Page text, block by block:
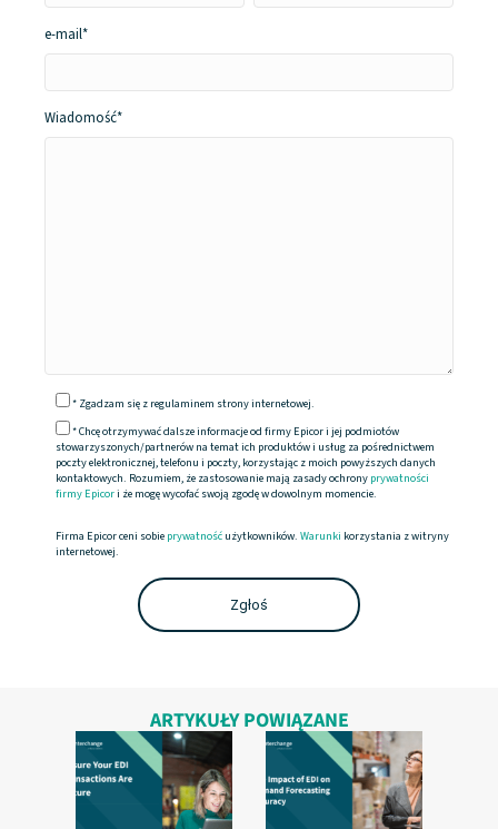
e-mail*
Wiadomość*
* Zgadzam się z regulaminem strony internetowej.
* Chcę otrzymywać dalsze informacje od firmy Epicor i jej podmiotów
stowarzyszonych/partnerów na temat ich produktów i usług za pośrednictwem
poczty elektronicznej, telefonu i poczty, korzystając z moich powyższych danych
kontaktowych. Rozumiem, że zastosowanie mają zasady ochrony prywatności
firmy Epicori że mogę wycofać swoją zgodę w dowolnym momencie.
Firma Epicor ceni sobie prywatność użytkowników.Warunki korzystania z witryny
internetowej.
ARTYKUŁY POWIĄZANE